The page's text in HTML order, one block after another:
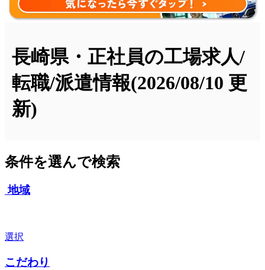
長崎県・正社員の工場求人/
転職/派遣情報(2026/08/10 更
新)
条件を選んで検索
地域
選択
こだわり